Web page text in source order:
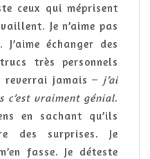
ceux qui méprisent
Je n’aime pas
échanger des
très personnels
reverrai jamais – j’ai
c’est vraiment génial.
en sachant qu’ils
des surprises. Je
fasse. Je déteste